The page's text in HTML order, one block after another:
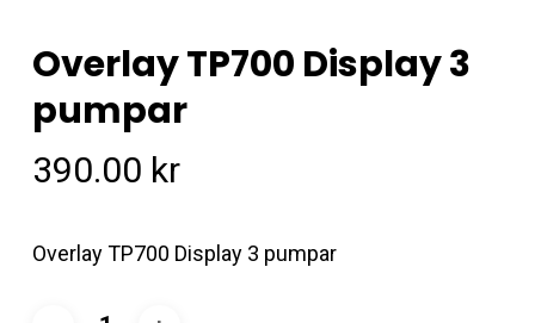
Overlay TP700 Display 3
pumpar
390.00 kr
Overlay TP700 Display 3 pumpar